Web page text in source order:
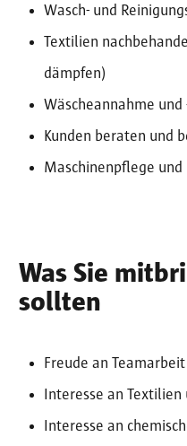
Wasch- und
Textilien
dämpfen)
Wäscheannahme und
Kunden beraten und
Maschinenpflege
Was Sie
sollten
Freude an Teamarbeit
Interesse an Textilien
Interesse an